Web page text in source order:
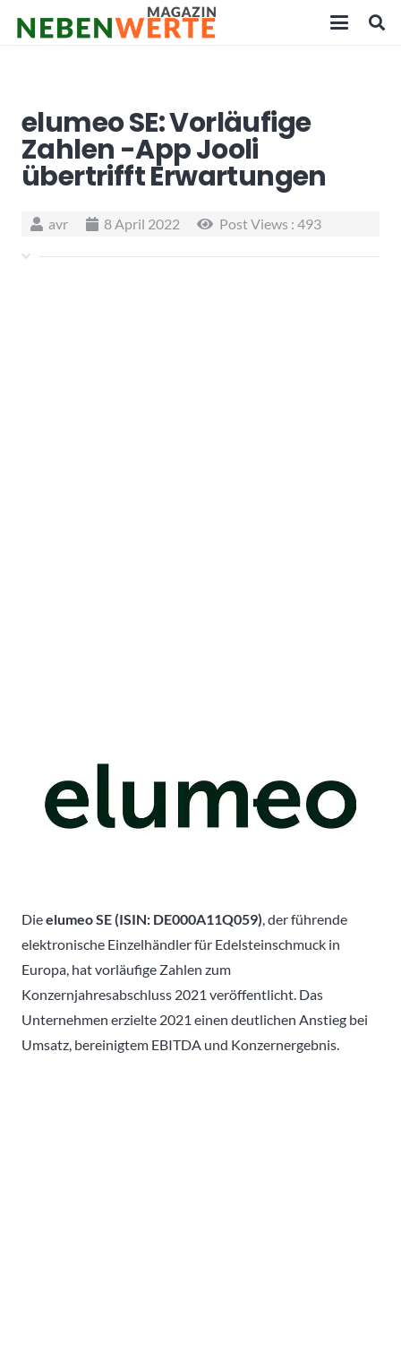
elumeo SE: Vorläufige
Zahlen -App Jooli
übertrifft Erwartungen
avr 8 April 2022 Post Views : 493
Dieelumeo SE (ISIN: DE000A11Q059), der führende
elektronische Einzelhändler für Edelsteinschmuck in
Europa, hat vorläufige Zahlen zum
Konzernjahresabschluss 2021 veröffentlicht. Das
Unternehmen erzielte 2021 einen deutlichen Anstieg bei
Umsatz, bereinigtem EBITDA und Konzernergebnis.